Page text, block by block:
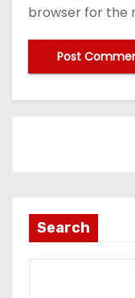
browser for the
Search